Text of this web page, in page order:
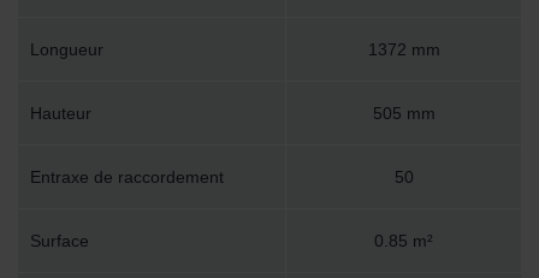
Longueur 1372 mm
Hauteur 505 mm
Entraxe de raccordement 50
Surface 0.85 m²